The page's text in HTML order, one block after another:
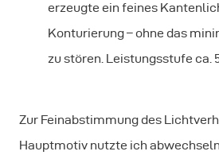
erzeugte ein feines
Konturierung – ohne das
zu stören. Leistungsstufe ca.
Zur Feinabstimmung des
Hauptmotiv nutzte ich